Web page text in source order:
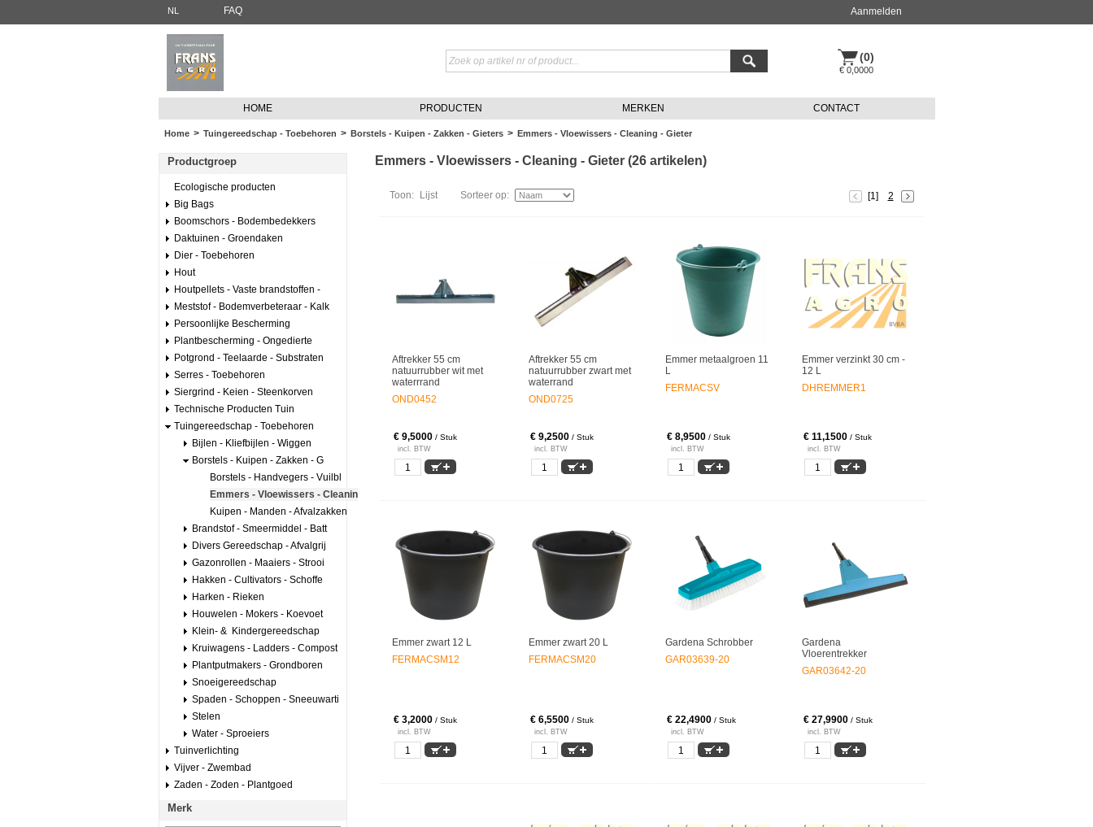
NL FAQ Aanmelden
(0)
€ 0,0000
HOME PRODUCTEN MERKEN CONTACT
Home > Tuingereedschap - Toebehoren > Borstels - Kuipen - Zakken - Gieters > Emmers - Vloewissers - Cleaning - Gieter
Productgroep
Ecologische producten
Big Bags
Boomschors - Bodembedekkers
Daktuinen - Groendaken
Dier - Toebehoren
Hout
Houtpellets - Vaste brandstoffen -
Meststof - Bodemverbeteraar - Kalk
Persoonlijke Bescherming
Plantbescherming - Ongedierte
Potgrond - Teelaarde - Substraten
Serres - Toebehoren
Siergrind - Keien - Steenkorven
Technische Producten Tuin
Tuingereedschap - Toebehoren
Bijlen - Kliefbijlen - Wiggen
Borstels - Kuipen - Zakken - G
Borstels - Handvegers - Vuilbl
Emmers - Vloewissers - Cleanin
Kuipen - Manden - Afvalzakken
Brandstof - Smeermiddel - Batt
Divers Gereedschap - Afvalgrij
Gazonrollen - Maaiers - Strooi
Hakken - Cultivators - Schoffe
Harken - Rieken
Houwelen - Mokers - Koevoet
Klein- & Kindergereedschap
Kruiwagens - Ladders - Compost
Plantputmakers - Grondboren
Snoeigereedschap
Spaden - Schoppen - Sneeuwarti
Stelen
Water - Sproeiers
Tuinverlichting
Vijver - Zwembad
Zaden - Zoden - Plantgoed
Merk
Emmers - Vloewissers - Cleaning - Gieter (26 artikelen)
[1] 2
Toon: Lijst Sorteer op:
Aftrekker 55 cm
natuurrubber wit met
waterrrand
OND0452
€ 9,5000 / Stuk
incl. BTW
Aftrekker 55 cm
natuurrubber zwart met
waterrand
OND0725
€ 9,2500 / Stuk
incl. BTW
Emmer metaalgroen 11
L
FERMACSV
€ 8,9500 / Stuk
incl. BTW
Emmer verzinkt 30 cm -
12 L
DHREMMER1
€ 11,1500 / Stuk
incl. BTW
Emmer zwart 12 L
FERMACSM12
€ 3,2000 / Stuk
incl. BTW
Emmer zwart 20 L
FERMACSM20
€ 6,5500 / Stuk
incl. BTW
Gardena Schrobber
GAR03639-20
€ 22,4900 / Stuk
incl. BTW
Gardena
Vloerentrekker
GAR03642-20
€ 27,9900 / Stuk
incl. BTW